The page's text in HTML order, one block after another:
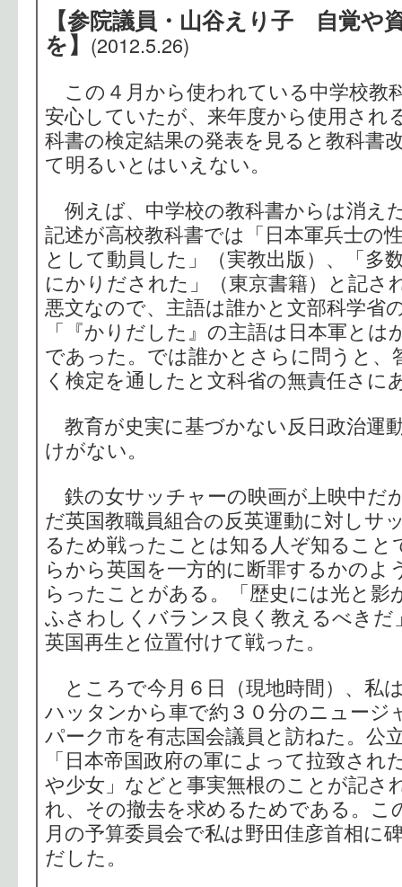
【参院議員・山谷えり子 自覚や
を】 (2012.5.26)
この４月から使われている中学校教
安心していたが、来年度から使用され
科書の検定結果の発表を見ると教科書
て明るいとはいえない。
例えば、中学校の教科書からは消え
記述が高校教科書では「日本軍兵士の
として動員した」（実教出版）、「多
にかりだされた」（東京書籍）と記さ
悪文なので、主語は誰かと文部科学省
「『かりだした』の主語は日本軍と
であった。では誰かとさらに問うと、
く検定を通したと文科省の無責任さに
教育が史実に基づかない反日政治運
けがない。
鉄の女サッチャーの映画が上映中だ
だ英国教職員組合の反英運動に対しサ
るため戦ったことは知る人ぞ知ること
らから英国を一方的に断罪するかのよ
らったことがある。「歴史には光と影
ふさわしくバランス良く教えるべきだ
英国再生と位置付けて戦った。
ところで今月６日（現地時間）、私
ハッタンから車で約３０分のニュージ
パーク市を有志国会議員と訪ねた。公
「日本帝国政府の軍によって拉致され
や少女」などと事実無根のことが記さ
れ、その撤去を求めるためである。こ
月の予算委員会で私は野田佳彦首相に
だした。